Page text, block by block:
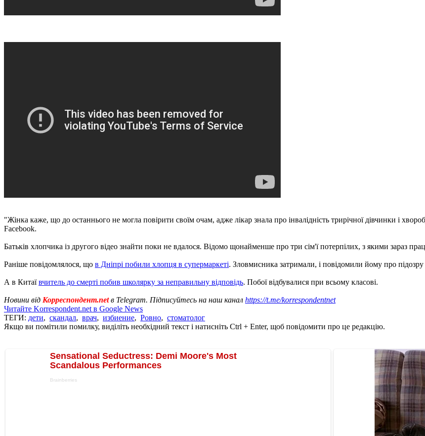
"Жінка каже, що до останнього не могла повірити своїм очам, адже лікар знала про інвалідність трирічної дівчинки і
Facebook.
Батьків хлопчика із другого відео знайти поки не вдалося. Відомо щонайменше про три сім'ї потерпілих, з якими зараз
Раніше повідомлялося, що в Дніпрі побили хлопця в супермаркеті. Зловмисника затримали, і повідомили йому про
А в Китаївчитель до смерті побив школярку за неправильну відповідь. Побої відбувалися при всьому класові.
Новини від Корреспондент.netв Telegram. Підписуйтесь на наш канал https://t.me/korrespondentnet
Читайте Korrespondent.net в Google News
ТЕГИ: дети, скандал, врач, избиение, Ровно, стоматолог
Якщо ви помітили помилку, виділіть необхідний текст і натисніть Ctrl + Enter, щоб повідомити про це редакцію.